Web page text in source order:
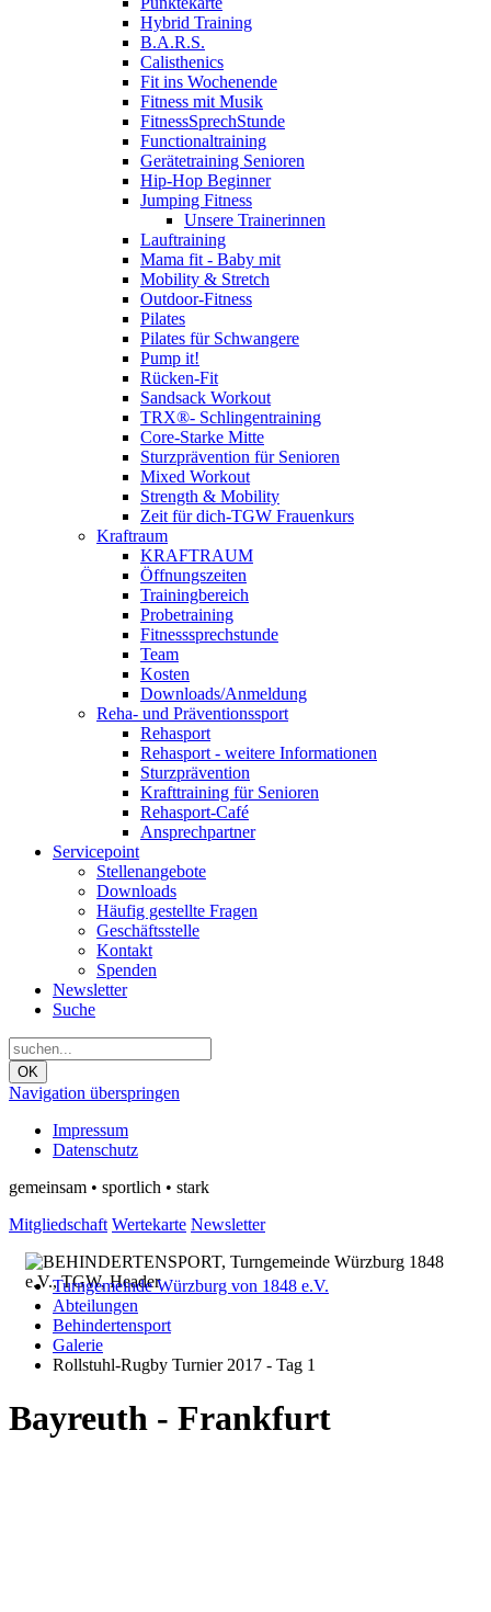
Hybrid Training
B.A.R.S.
Calisthenics
Fit ins Wochenende
Fitness mit Musik
FitnessSprechStunde
Functionaltraining
Gerätetraining Senioren
Hip-Hop Beginner
Jumping Fitness
Unsere Trainerinnen
Lauftraining
Mama fit - Baby mit
Mobility & Stretch
Outdoor-Fitness
Pilates
Pilates für Schwangere
Pump it!
Rücken-Fit
Sandsack Workout
TRX®- Schlingentraining
Core-Starke Mitte
Sturzprävention für Senioren
Mixed Workout
Strength & Mobility
Zeit für dich-TGW Frauenkurs
Kraftraum
KRAFTRAUM
Öffnungszeiten
Trainingbereich
Probetraining
Fitnesssprechstunde
Team
Kosten
Downloads/Anmeldung
Reha- und Präventionssport
Rehasport
Rehasport - weitere Informationen
Sturzprävention
Krafttraining für Senioren
Rehasport-Café
Ansprechpartner
Servicepoint
Stellenangebote
Downloads
Häufig gestellte Fragen
Geschäftsstelle
Kontakt
Spenden
Newsletter
Suche
OK
Navigation überspringen
Impressum
Datenschutz
gemeinsam • sportlich • stark
Mitgliedschaft Wertekarte Newsletter
Turngemeinde Würzburg von 1848 e.V.
Abteilungen
Behindertensport
Galerie
Rollstuhl-Rugby Turnier 2017 - Tag 1
Bayreuth - Frankfurt